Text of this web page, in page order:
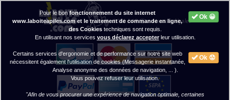
2020 BAP ⓒ - Mentions légales
Ok 😀
Pour le bonfonctionnement du site internet
www.laboiteapiles.com et le traitement de commande en ligne,
des Cookiestechniques sont requis.
En utilisant nos services vous déclarez accepterleur utilisation.
Ok 😟
Certains services d'ergonomie et de performance sur notre site web
nécessitent également l'utilisation de cookies (Messagerie instantanée,
Analyse anonyme des données de navigation, ... ).
Vous pouvez refuser leur utilisation.
"Afin de vous procurer une expérience de navigation optimale, certaines